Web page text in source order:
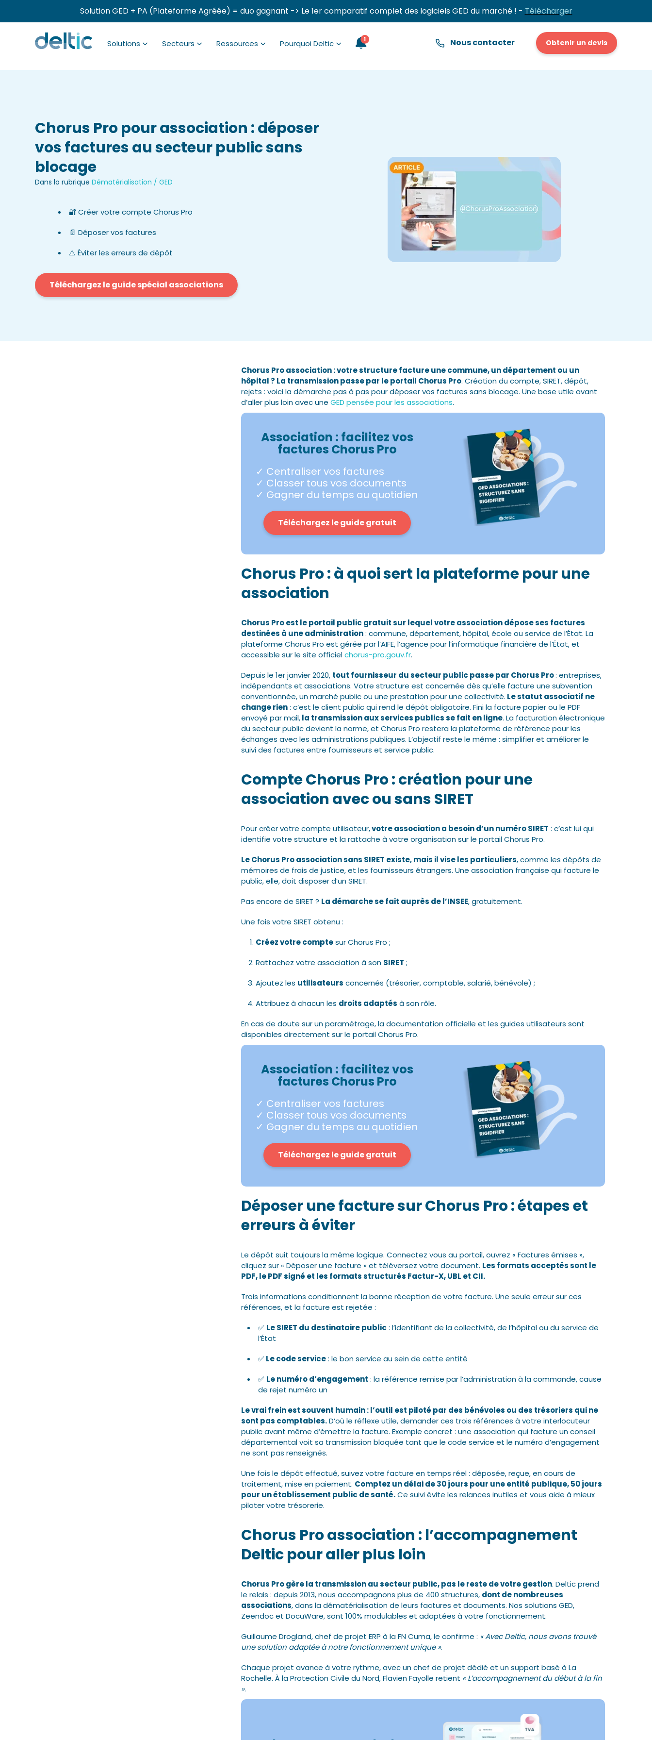
Solution GED + PA (Plateforme Agréée) = duo gagnant -> Le 1er comparatif complet des logiciels GED du marché ! - Télécharger
Solutions Secteurs Ressources Pourquoi Deltic Nous contacter Obtenir un devis
Chorus Pro pour association : déposer
vos factures au secteur public sans
blocage
Dans la rubrique Dématérialisation / GED
🔐 Créer votre compte Chorus Pro
📄 Déposer vos factures
⚠️ Éviter les erreurs de dépôt
Téléchargez le guide spécial associations
Chorus Pro association : votre structure facture une commune, un département ou un
hôpital ? La transmission passe par le portail Chorus Pro. Création du compte, SIRET, dépôt,
rejets : voici la démarche pas à pas pour déposer vos factures sans blocage. Une base utile avant
d’aller plus loin avec une GED pensée pour les associations.
Association : facilitez vos
factures Chorus Pro
✓ Centraliser vos factures
✓ Classer tous vos documents
✓ Gagner du temps au quotidien
Téléchargez le guide gratuit
Chorus Pro : à quoi sert la plateforme pour une
association
Chorus Pro est le portail public gratuit sur lequel votre association dépose ses factures
destinées à une administration: commune, département, hôpital, école ou service de l’État. La
plateforme Chorus Pro est gérée par l’AIFE, l’agence pour l’informatique financière de l’État, et
accessible sur le site officielchorus-pro.gouv.fr.
Depuis le 1er janvier 2020, tout fournisseur du secteur public passe par Chorus Pro: entreprises,
indépendants et associations. Votre structure est concernée dès qu’elle facture une subvention
conventionnée, un marché public ou une prestation pour une collectivité. Le statut associatif ne
change rien: c’est le client public qui rend le dépôt obligatoire. Fini la facture papier ou le PDF
envoyé par mail,la transmission aux services publics se fait en ligne. La facturation électronique
du secteur public devient la norme, et Chorus Pro restera la plateforme de référence pour les
échanges avec les administrations publiques. L’objectif reste le même : simplifier et améliorer le
suivi des factures entre fournisseurs et service public.
Compte Chorus Pro : création pour une
association avec ou sans SIRET
Pour créer votre compte utilisateur,votre association a besoin d’un numéro SIRET : c’est lui qui
identifie votre structure et la rattache à votre organisation sur le portail Chorus Pro.
Le Chorus Pro association sans SIRET existe, mais il vise les particuliers, comme les dépôts de
mémoires de frais de justice, et les fournisseurs étrangers. Une association française qui facture le
public, elle, doit disposer d’un SIRET.
Pas encore de SIRET ? La démarche se fait auprès de l’INSEE, gratuitement.
Une fois votre SIRET obtenu :
Créez votre comptesur Chorus Pro ;
Rattachez votre association à son SIRET ;
Ajoutez les utilisateurs concernés (trésorier, comptable, salarié, bénévole) ;
Attribuez à chacun les droits adaptés à son rôle.
En cas de doute sur un paramétrage, la documentation officielle et les guides utilisateurs sont
disponibles directement sur le portail Chorus Pro.
Association : facilitez vos
factures Chorus Pro
✓ Centraliser vos factures
✓ Classer tous vos documents
✓ Gagner du temps au quotidien
Téléchargez le guide gratuit
Déposer une facture sur Chorus Pro : étapes et
erreurs à éviter
Le dépôt suit toujours la même logique. Connectez vous au portail, ouvrez « Factures émises »,
cliquez sur « Déposer une facture » et téléversez votre document. Les formats acceptés sont le
PDF, le PDF signé et les formats structurés Factur-X, UBL et CII.
Trois informations conditionnent la bonne réception de votre facture. Une seule erreur sur ces
références, et la facture est rejetée :
✅ Le SIRET du destinataire public : l’identifiant de la collectivité, de l’hôpital ou du service de
l’État
✅Le code service: le bon service au sein de cette entité
✅ Le numéro d’engagement : la référence remise par l’administration à la commande, cause
de rejet numéro un
Le vrai frein est souvent humain : l’outil est piloté par des bénévoles ou des trésoriers qui ne
sont pas comptables.D’où le réflexe utile, demander ces trois références à votre interlocuteur
public avant même d’émettre la facture. Exemple concret : une association qui facture un conseil
départemental voit sa transmission bloquée tant que le code service et le numéro d’engagement
ne sont pas renseignés.
Une fois le dépôt effectué, suivez votre facture en temps réel : déposée, reçue, en cours de
traitement, mise en paiement. Comptez un délai de 30 jours pour une entité publique, 50 jours
pour un établissement public de santé.Ce suivi évite les relances inutiles et vous aide à mieux
piloter votre trésorerie.
Chorus Pro association : l’accompagnement
Deltic pour aller plus loin
Chorus Pro gère la transmission au secteur public, pas le reste de votre gestion. Deltic prend
le relais : depuis 2013, nous accompagnons plus de 400 structures, dont de nombreuses
associations, dans la dématérialisation de leurs factures et documents. Nos solutions GED,
Zeendoc et DocuWare, sont 100% modulables et adaptées à votre fonctionnement.
Guillaume Drogland, chef de projet ERP à la FN Cuma, le confirme : « Avec Deltic, nous avons trouvé
une solution adaptée à notre fonctionnement unique ».
Chaque projet avance à votre rythme, avec un chef de projet dédié et un support basé à La
Rochelle. À la Protection Civile du Nord, Flavien Fayolle retient « L’accompagnement du début à la fin
».